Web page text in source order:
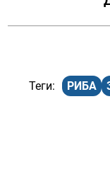
РИБА